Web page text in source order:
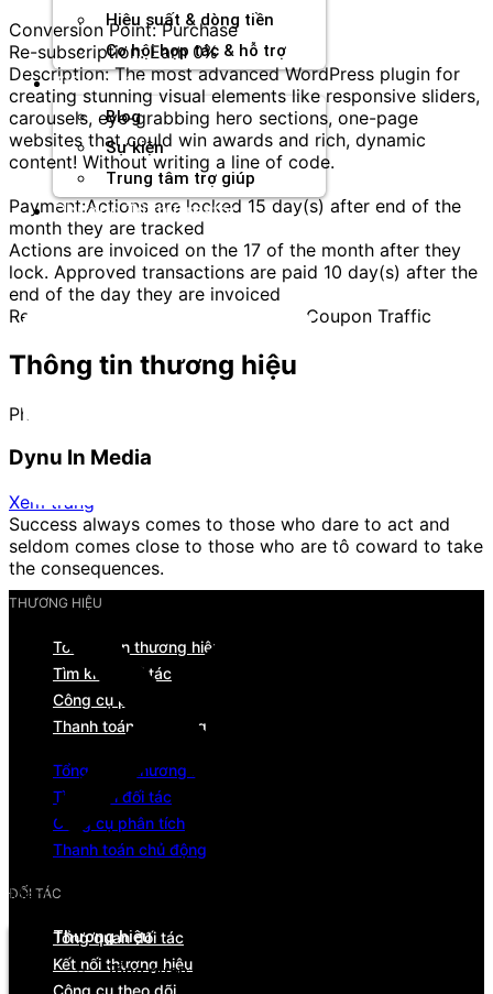
Hiệu suất & dòng tiền
Cơ hội hợp tác & hỗ trợ
Tài nguyên
Blog
Sự kiện
Trung tâm trợ giúp
Chương Trình Creator
Menu
Thương hiệu
Tổng quan
Conversion Point: Purchase
Re-subscription: Earn 0%
Description: The most advanced WordPress plugin for
creating stunning visual elements like responsive sliders,
carousels, eye-grabbing hero sections, one-page
websites that could win awards and rich, dynamic
content! Without writing a line of code.
Payment:Actions are locked 15 day(s) after end of the
month they are tracked
Actions are invoiced on the 17 of the month after they
lock. Approved transactions are paid 10 day(s) after the
end of the day they are invoiced
Restriction: No TM/TM+ Biding, No Coupon Traffic
Thông tin thương hiệu
Phần mềm
Dynu In Media
Xem trang
Success always comes to those who dare to act and
seldom comes close to those who are tô coward to take
the consequences.
THƯƠNG HIỆU
Tổng quan thương hiệu
Tìm kiếm đối tác
Công cụ phân tích
Thanh toán chủ động
Tổng quan thương hiệu
Tìm kiếm đối tác
Công cụ phân tích
Thanh toán chủ động
ĐỐI TÁC
Tổng quan đối tác
Kết nối thương hiệu
Công cụ theo dõi